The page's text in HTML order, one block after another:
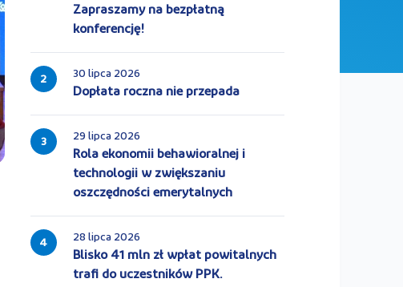
Zapraszamy na bezpłatną
konferencję!
2 30 lipca 2026
Dopłata roczna nie przepada
3 29 lipca 2026
Rola ekonomii behawioralnej i
technologii w zwiększaniu
oszczędności emerytalnych
4 28 lipca 2026
Blisko 41 mln zł wpłat powitalnych
trafi do uczestników PPK.